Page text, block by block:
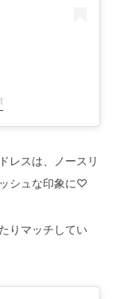
レスは、ノースリ
シュな印象に♡
りマッチしてい